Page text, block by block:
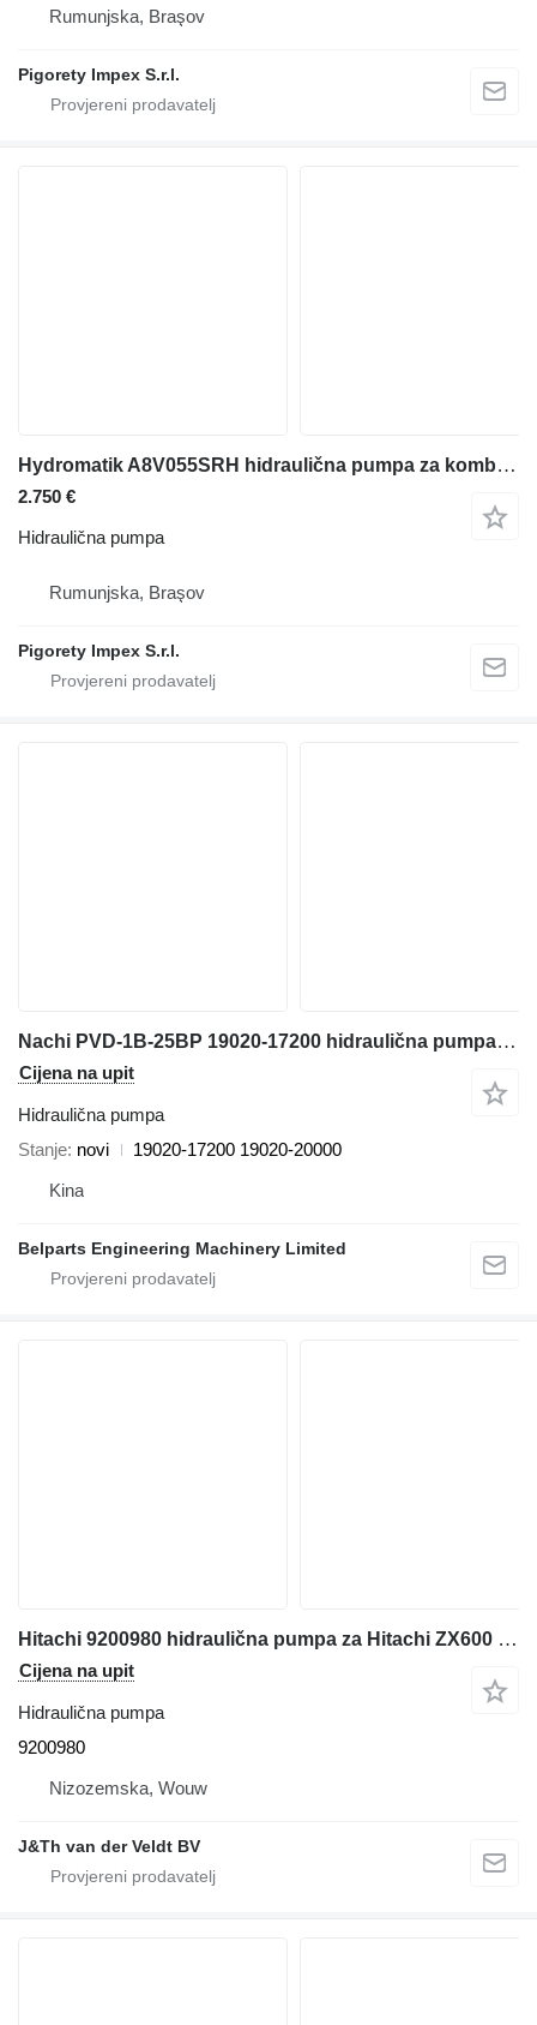
Rumunjska, Braşov
Pigorety Impex S.r.l.
Hydromatik A8V055SRH hidraulična pumpa za kombinirke
2.750 €
Hidraulična pumpa
Rumunjska, Braşov
Pigorety Impex S.r.l.
Nachi PVD-1B-25BP 19020-17200 hidraulična pumpa za Takeuchi TB125 mini bagera
Cijena na upit
Hidraulična pumpa
Stanje novi
19020-17200 19020-20000
Kina
Belparts Engineering Machinery Limited
Hitachi 9200980 hidraulična pumpa za Hitachi ZX600 ZX650H bagera
Cijena na upit
Hidraulična pumpa
9200980
Nizozemska, Wouw
J&Th van der Veldt BV